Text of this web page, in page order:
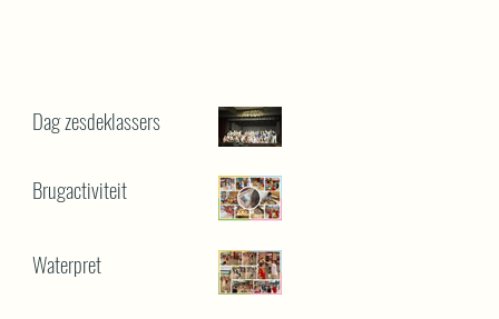
Dag zesdeklassers
Brugactiviteit
Waterpret